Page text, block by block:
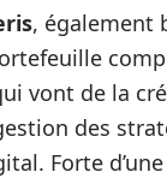
, également
vont de la
des
Forte